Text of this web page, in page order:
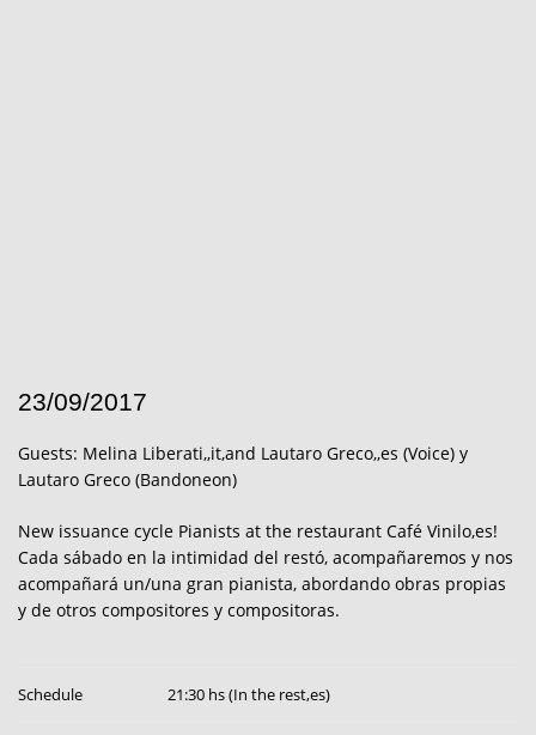
23/09/2017
Guests: Melina Liberati,,it,and Lautaro Greco,,es (Voice) y
Lautaro Greco (Bandoneon)
New issuance cycle Pianists at the restaurant Café Vinilo,es!
Cada sábado en la intimidad del restó, acompañaremos y nos
acompañará un/una gran pianista, abordando obras propias
y de otros compositores y compositoras.
Schedule 21:30 hs (In the rest,es)